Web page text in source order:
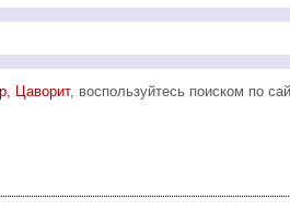
Цаворит, воспользуйтесь поиском по